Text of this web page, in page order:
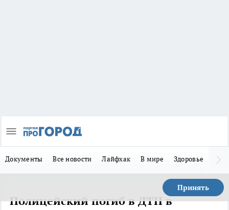
Документы Все новости Лайфхак В мире Здоровье
Принять
Полицейский погиб в ДТП в